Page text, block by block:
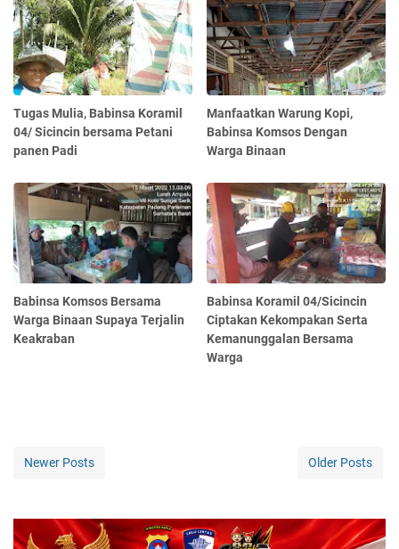
Tugas Mulia, Babinsa Koramil
04/ Sicincin bersama Petani
panen Padi
Manfaatkan Warung Kopi,
Babinsa Komsos Dengan
Warga Binaan
Babinsa Komsos Bersama
Warga Binaan Supaya Terjalin
Keakraban
Babinsa Koramil 04/Sicincin
Ciptakan Kekompakan Serta
Kemanunggalan Bersama
Warga
Newer Posts Older Posts